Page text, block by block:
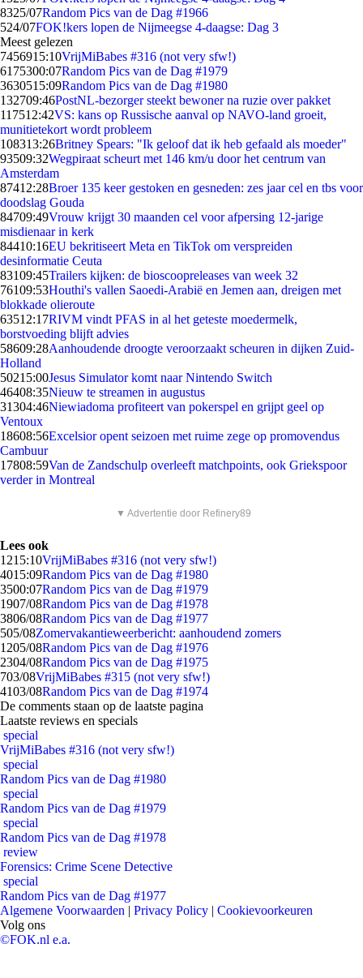
8325/07Random Pics van de Dag #1966
524/07FOK!kers lopen de Nijmeegse 4-daagse: Dag 3
Meest gelezen
7456915:10VrijMiBabes #316 (not very sfw!)
6175300:07Random Pics van de Dag #1979
3630515:09Random Pics van de Dag #1980
132709:46PostNL-bezorger steekt bewoner na ruzie over pakket
117512:42VS: kans op Russische aanval op NAVO-land groeit,
munitietekort wordt probleem
108313:26Britney Spears: "Ik geloof dat ik heb gefaald als moeder"
93509:32Wegpiraat scheurt met 146 km/u door het centrum van
Amsterdam
87412:28Broer 135 keer gestoken en gesneden: zes jaar cel en tbs voor
doodslag Gouda
84709:49Vrouw krijgt 30 maanden cel voor afpersing 12-jarige
misdienaar in kerk
84410:16EU bekritiseert Meta en TikTok om verspreiden
desinformatie Ceuta
83109:45Trailers kijken: de bioscoopreleases van week 32
76109:53Houthi's vallen Saoedi-Arabië en Jemen aan, dreigen met
blokkade olieroute
63512:17RIVM vindt PFAS in al het geteste moedermelk,
borstvoeding blijft advies
58609:28Aanhoudende droogte veroorzaakt scheuren in dijken Zuid-
Holland
50215:00Jesus Simulator komt naar Nintendo Switch
46408:35Nieuw te streamen in augustus
31304:46Niewiadoma profiteert van pokerspel en grijpt geel op
Ventoux
18608:56Excelsior opent seizoen met ruime zege op promovendus
Cambuur
17808:59Van de Zandschulp overleeft matchpoints, ook Griekspoor
verder in Montreal
▼ Advertentie door Refinery89
Lees ook
1215:10VrijMiBabes #316 (not very sfw!)
4015:09Random Pics van de Dag #1980
3500:07Random Pics van de Dag #1979
1907/08Random Pics van de Dag #1978
3806/08Random Pics van de Dag #1977
505/08Zomervakantieweerbericht: aanhoudend zomers
1205/08Random Pics van de Dag #1976
2304/08Random Pics van de Dag #1975
703/08VrijMiBabes #315 (not very sfw!)
4103/08Random Pics van de Dag #1974
De comments staan op de laatste pagina
Laatste reviews en specials
special
VrijMiBabes #316 (not very sfw!)
special
Random Pics van de Dag #1980
special
Random Pics van de Dag #1979
special
Random Pics van de Dag #1978
review
Forensics: Crime Scene Detective
special
Random Pics van de Dag #1977
Algemene Voorwaarden | Privacy Policy | Cookievoorkeuren
Volg ons
©FOK.nl e.a.